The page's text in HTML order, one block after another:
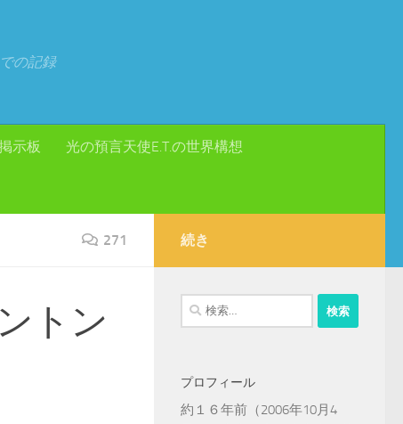
の記録
示板 光の預言天使E.T.の世界構想
271
トン
続き
検
索:
プロフィール
約１６年前（2006年10月4